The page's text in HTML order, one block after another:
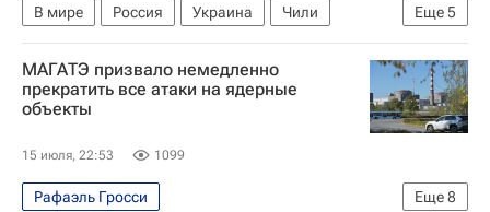
Еще5
В мире Россия Украина
Чили
Антониу Гутерреш
Василий Небензя
Мишель Бачелет
ООН МАГАТЭ
МАГАТЭ призвало немедленно
прекратить все атаки на ядерные
объекты
15 июля, 22:53 1099
Еще8
Рафаэль Гросси